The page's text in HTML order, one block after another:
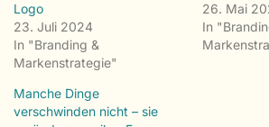
Logo
23. Juli 2024
In "Branding &
Markenstrategie"
26. Mai
In
Manche Dinge
verschwinden nicht – sie